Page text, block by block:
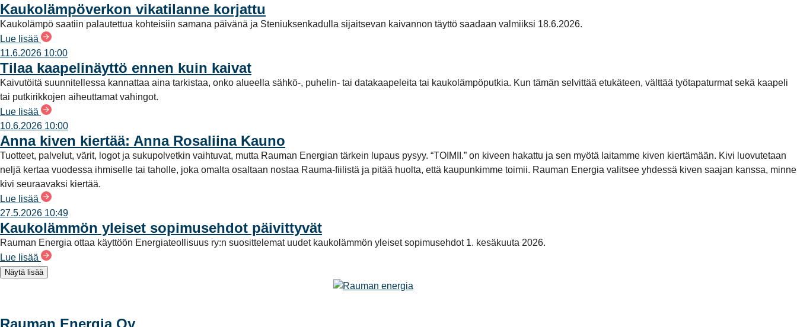
Kaukolämpöverkon vikatilanne korjattu
Kaukolämpö saatiin palautettua kohteisiin samana päivänä ja Steniuksenkadulla sijaitsevan kaivannon täyttö saadaan valmiiksi 18.6.2026.
Lue lisää
11.6.2026 10:00
Tilaa kaapelinäyttö ennen kuin kaivat
Kaivutöitä suunnitellessa kannattaa aina tarkistaa, onko alueella sähkö-, puhelin- tai datakaapeleita tai kaukolämpöputkia. Kun tämän selvittää etukäteen, välttää työtapaturmat sekä kaapeli
tai putkirikkojen aiheuttamat vahingot.
Lue lisää
10.6.2026 10:00
Anna kiven kiertää: Anna Rosaliina Kauno
Tuotteet, palvelut, värit, logot ja sukupolvetkin vaihtuvat, mutta Rauman Energian tärkein lupaus pysyy. “TOIMII.” on kiveen hakattu ja sen myötä laitamme kiven kiertämään. Kivi luovutetaan
neljä kertaa vuodessa ihmiselle tai taholle, joka omalta osaltaan nostaa Rauma-fiilistä ja pitää huolta, että kaupunkimme toimii. Rauman Energia valitsee yhdessä kiven saajan kanssa, minne
kivi seuraavaksi kiertää.
Lue lisää
27.5.2026 10:49
Kaukolämmön yleiset sopimusehdot päivittyvät
Rauman Energia ottaa käyttöön Energiateollisuus ry:n suosittelemat uudet kaukolämmön yleiset sopimusehdot 1. kesäkuuta 2026.
Lue lisää
Näytä lisää